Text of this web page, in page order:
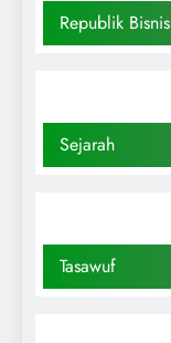
Republik Bisnis
Sejarah
Tasawuf